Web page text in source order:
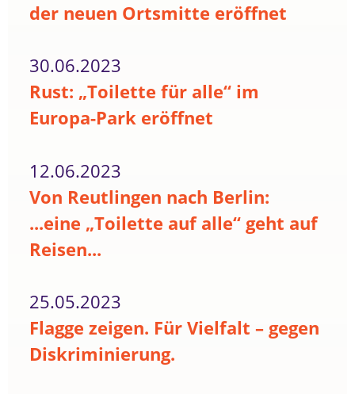
der neuen Ortsmitte eröffnet
30.06.2023
Rust: „Toilette für alle“ im
Europa-Park eröffnet
12.06.2023
Von Reutlingen nach Berlin:
...eine „Toilette auf alle“ geht auf
Reisen...
25.05.2023
Flagge zeigen. Für Vielfalt – gegen
Diskriminierung.